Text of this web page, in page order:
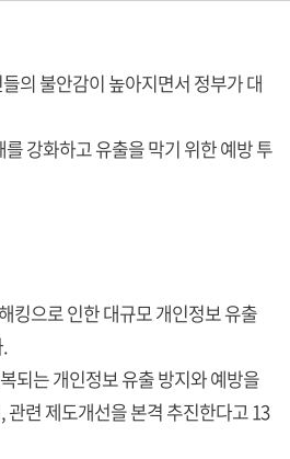
의 불안감이 높아지면서 정부가 대
강화하고 유출을 막기 위한 예방 투
킹으로 인한 대규모 개인정보 유출
되는 개인정보 유출 방지와 예방을
관련 제도개선을 본격 추진한다고 13